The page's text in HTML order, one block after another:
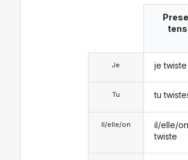
Je
Tu
Il/elle/on
je twiste
tu
il/elle/on
twiste